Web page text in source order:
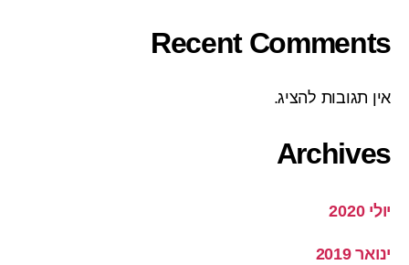
Recent Comments
אין תגובות להציג.
Archives
יולי 2020
ינואר 2019